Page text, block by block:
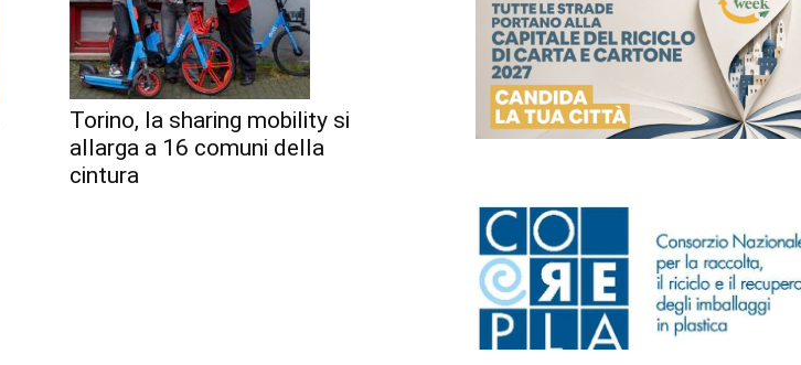
Torino, la sharing mobility si
allarga a 16 comuni della
cintura